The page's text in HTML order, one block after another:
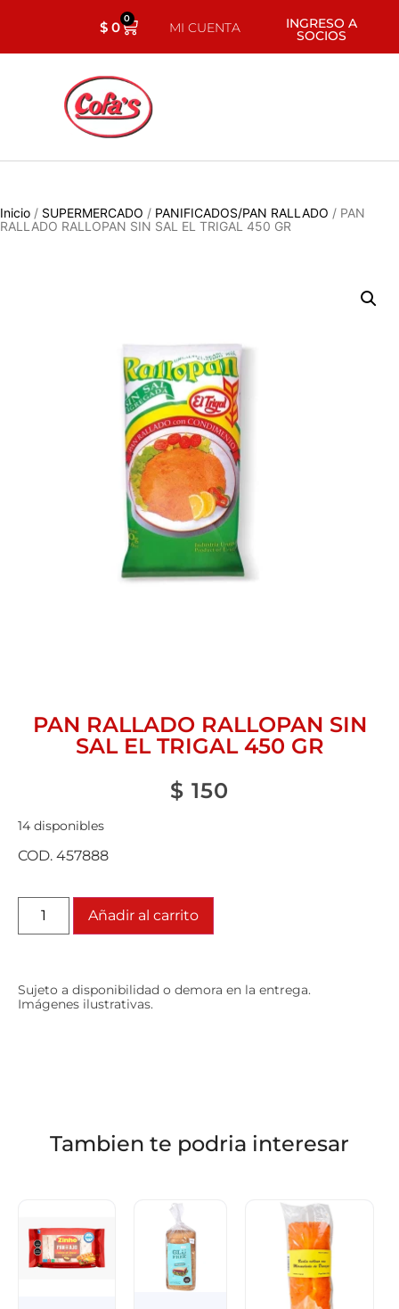
$0 0
MI CUENTA INGRESO A
SOCIOS
Inicio / SUPERMERCADO / PANIFICADOS/PAN RALLADO / PAN
RALLADO RALLOPAN SIN SAL EL TRIGAL 450 GR
PAN RALLADO RALLOPAN SIN
SAL EL TRIGAL 450 GR
$ 150
14 disponibles
COD. 457888
Añadir al carrito
Sujeto a disponibilidad o demora en la entrega.
Imágenes ilustrativas.
Tambien te podria interesar